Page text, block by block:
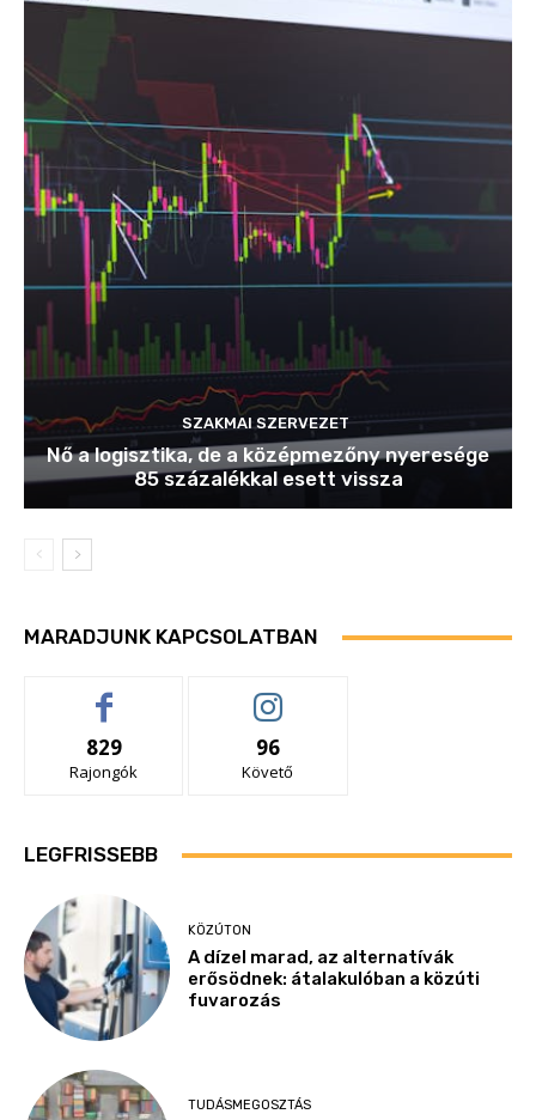
SZAKMAI SZERVEZET
Nő a logisztika, de a középmezőny nyeresége
85 százalékkal esett vissza
MARADJUNK KAPCSOLATBAN
829
Rajongók
96
Követő
LEGFRISSEBB
KÖZÚTON
A dízel marad, az alternatívák
erősödnek: átalakulóban a közúti
fuvarozás
TUDÁSMEGOSZTÁS